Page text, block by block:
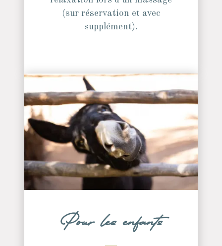
(sur réservation et avec
supplément).
Pour les enfants